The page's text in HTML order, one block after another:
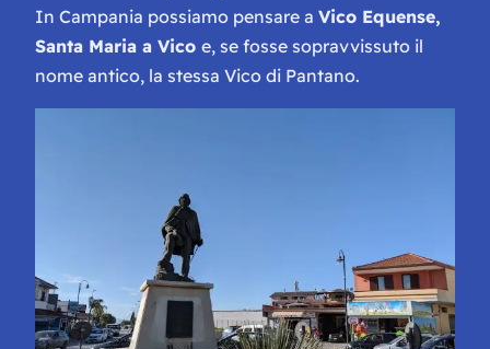
In Campania possiamo pensare a Vico Equense,
Santa Maria a Vico e, se fosse sopravvissuto il
nome antico, la stessa Vico di Pantano.